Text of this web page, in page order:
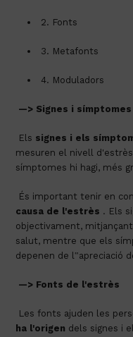
2. Fonts
3. Metafonts
4. Moduladors
—> Signes i símptomes
Els signes i els
mesuren el nivell
símptomes hi hagi, més
És important tenir en
causa de l'estrès . Els
objectivament,
salut, mentre que els
depenen de l‟apreciació
—> Fonts de l'estrès
Les fonts ajuden les
ha l'origen dels signes i